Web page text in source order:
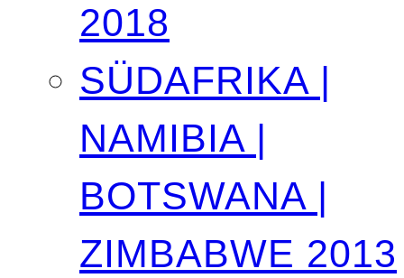
2018
SÜDAFRIKA |
NAMIBIA |
BOTSWANA |
ZIMBABWE 2013